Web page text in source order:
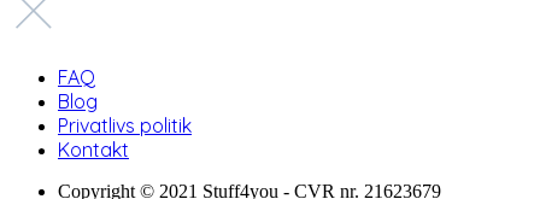
FAQ
Blog
Privatlivs politik
Kontakt
Copyright © 2021 Stuff4you - CVR nr. 21623679